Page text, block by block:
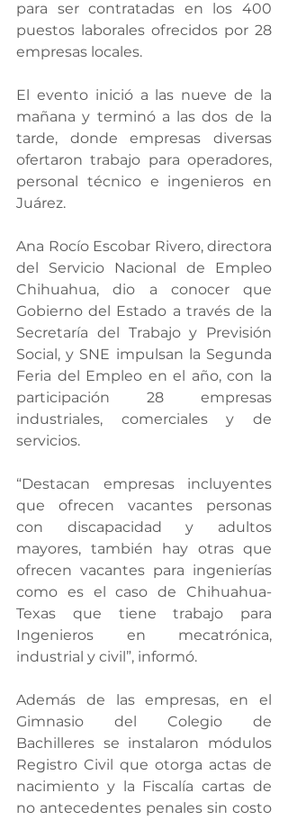
para ser contratadas en los 400
puestos laborales ofrecidos por 28
empresas locales.
El evento inició a las nueve de la
mañana y terminó a las dos de la
tarde, donde empresas diversas
ofertaron trabajo para operadores,
personal técnico e ingenieros en
Juárez.
Ana Rocío Escobar Rivero, directora
del Servicio Nacional de Empleo
Chihuahua, dio a conocer que
Gobierno del Estado a través de la
Secretaría del Trabajo y Previsión
Social, y SNE impulsan la Segunda
Feria del Empleo en el año, con la
participación 28 empresas
industriales, comerciales y de
servicios.
“Destacan empresas incluyentes
que ofrecen vacantes personas
con discapacidad y adultos
mayores, también hay otras que
ofrecen vacantes para ingenierías
como es el caso de Chihuahua-
Texas que tiene trabajo para
Ingenieros en mecatrónica,
industrial y civil”, informó.
Además de las empresas, en el
Gimnasio del Colegio de
Bachilleres se instalaron módulos
Registro Civil que otorga actas de
nacimiento y la Fiscalía cartas de
no antecedentes penales sin costo